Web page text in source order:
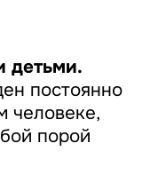
детьми.
постоянно
человеке,
порой